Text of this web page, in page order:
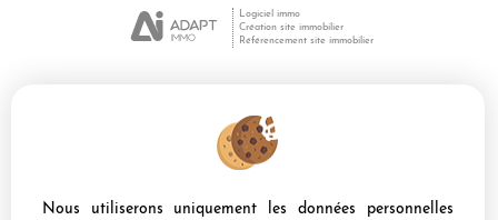
Logiciel immo
Création site immobilier
Référencement site immobilier
Sete (34200)
Frontignan (34110)
Vic La Gardiole (34110)
Nous utiliserons uniquement les données personnelles